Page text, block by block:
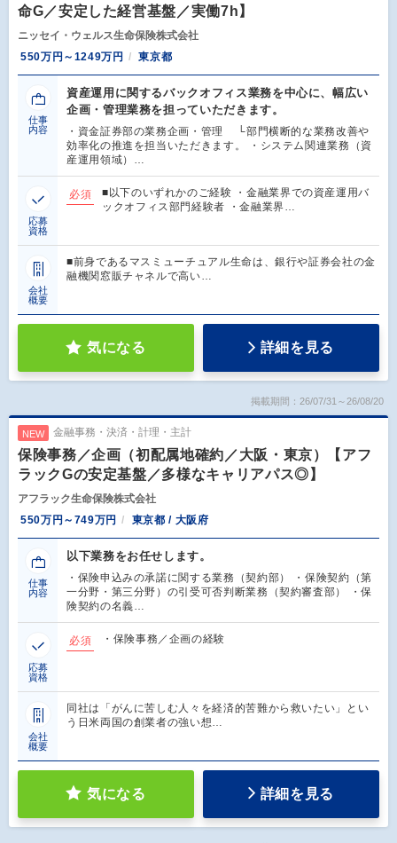
命G／安定した経営基盤／実働7h】
ニッセイ・ウェルス生命保険株式会社
550万円～1249万円
東京都
仕事
内容
資産運用に関するバックオフィス業務を中心に、幅広い
企画・管理業務を担っていただきます。
・資金証券部の業務企画・管理 └部門横断的な業務改善や
効率化の推進を担当いただきます。 ・システム関連業務（資
産運用領域）…
応募
資格
必須
■以下のいずれかのご経験 ・金融業界での資産運用バ
ックオフィス部門経験者 ・金融業界…
会社
概要
■前身であるマスミューチュアル生命は、銀行や証券会社の金
融機関窓販チャネルで高い…
気になる 詳細を見る
掲載期間：26/07/31～26/08/20
NEW 金融事務・決済・計理・主計
保険事務／企画（初配属地確約／大阪・東京）【アフ
ラックGの安定基盤／多様なキャリアパス◎】
アフラック生命保険株式会社
550万円～749万円
東京都 / 大阪府
仕事
内容
以下業務をお任せします。
・保険申込みの承諾に関する業務（契約部） ・保険契約（第
一分野・第三分野）の引受可否判断業務（契約審査部） ・保
険契約の名義…
応募
資格
必須 ・保険事務／企画の経験
会社
概要
同社は「がんに苦しむ人々を経済的苦難から救いたい」とい
う日米両国の創業者の強い想…
気になる 詳細を見る